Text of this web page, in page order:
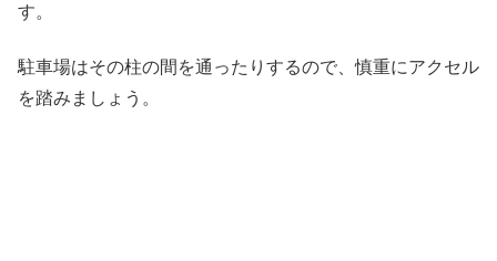
す。
駐車場はその柱の間を通ったりするので、慎重にアクセル
を踏みましょう。